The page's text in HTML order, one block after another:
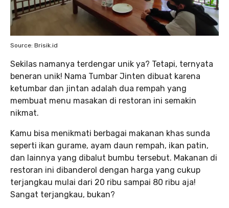
Source: Brisik.id
Sekilas namanya terdengar unik ya? Tetapi, ternyata
beneran unik! Nama Tumbar Jinten dibuat karena
ketumbar dan jintan adalah dua rempah yang
membuat menu masakan di restoran ini semakin
nikmat.
Kamu bisa menikmati berbagai makanan khas sunda
seperti ikan gurame, ayam daun rempah, ikan patin,
dan lainnya yang dibalut bumbu tersebut. Makanan di
restoran ini dibanderol dengan harga yang cukup
terjangkau mulai dari 20 ribu sampai 80 ribu aja!
Sangat terjangkau, bukan?